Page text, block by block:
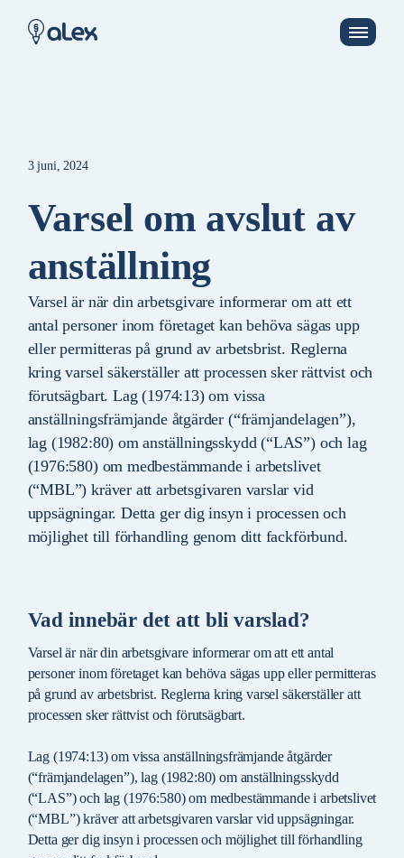
3 juni, 2024
Varsel om avslut av
anställning
Varsel är när din arbetsgivare informerar om att ett
antal personer inom företaget kan behöva sägas upp
eller permitteras på grund av arbetsbrist. Reglerna
kring varsel säkerställer att processen sker rättvist och
förutsägbart. Lag (1974:13) om vissa
anställningsfrämjande åtgärder (“främjandelagen”),
lag (1982:80) om anställningsskydd (“LAS”) och lag
(1976:580) om medbestämmande i arbetslivet
(“MBL”) kräver att arbetsgivaren varslar vid
uppsägningar. Detta ger dig insyn i processen och
möjlighet till förhandling genom ditt fackförbund.
Vad innebär det att bli varslad?
Varsel är när din arbetsgivare informerar om att ett antal
personer inom företaget kan behöva sägas upp eller permitteras
på grund av arbetsbrist. Reglerna kring varsel säkerställer att
processen sker rättvist och förutsägbart.
Lag (1974:13) om vissa anställningsfrämjande åtgärder
(“främjandelagen”), lag (1982:80) om anställningsskydd
(“LAS”) och lag (1976:580) om medbestämmande i arbetslivet
(“MBL”) kräver att arbetsgivaren varslar vid uppsägningar.
Detta ger dig insyn i processen och möjlighet till förhandling